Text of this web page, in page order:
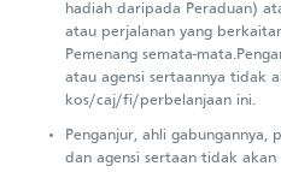
hadiah daripada Peraduan)
atau perjalanan yang
Pemenang semata-
atau agensi sertaannya tidak
kos/caj/fi/perbelanjaan ini.
Penganjur, ahli
dan agensi sertaan tidak